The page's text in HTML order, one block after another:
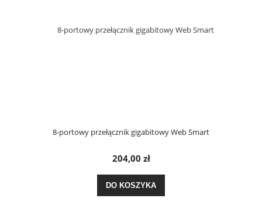
8-portowy przełącznik gigabitowy Web Smart
204,00 zł
DO KOSZYKA